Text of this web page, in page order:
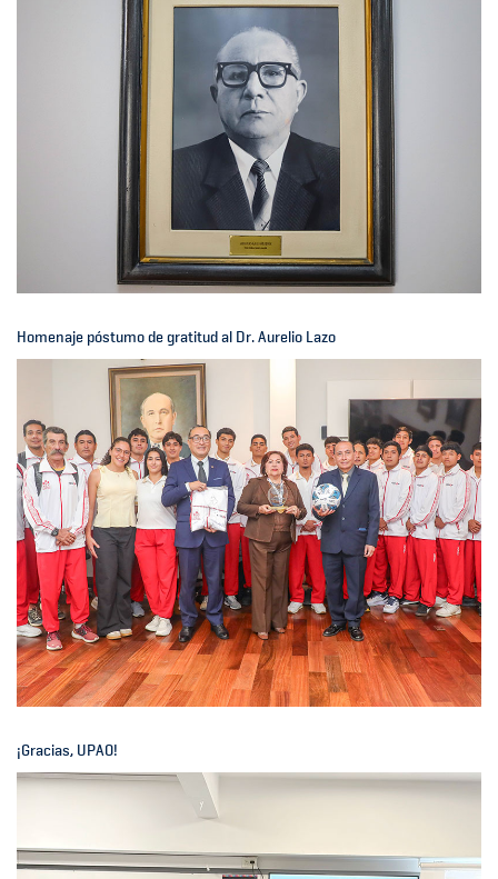
Homenaje póstumo de gratitud al Dr. Aurelio Lazo
¡Gracias, UPAO!